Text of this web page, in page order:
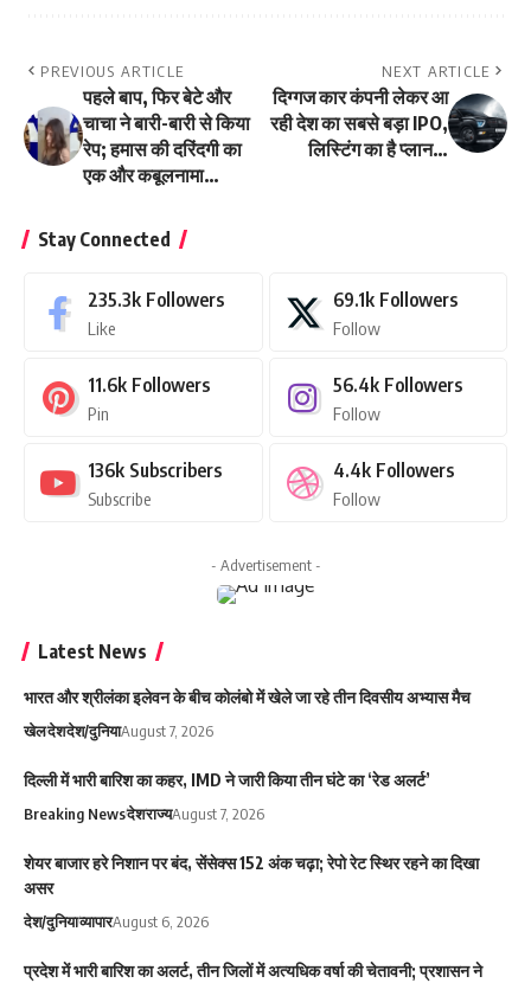
PREVIOUS ARTICLE
पहले बाप, फिर बेटे और
चाचा ने बारी-बारी से किया
रेप; हमास की दरिंदगी का
एक और कबूलनामा…
NEXT ARTICLE
दिग्गज कार कंपनी लेकर आ
रही देश का सबसे बड़ा IPO,
लिस्टिंग का है प्लान…
Stay Connected
235.3k Followers
Like
69.1k Followers
Follow
11.6k Followers
Pin
56.4k Followers
Follow
136k Subscribers
Subscribe
4.4k Followers
Follow
- Advertisement -
Latest News
भारत और श्रीलंका इलेवन के बीच कोलंबो में खेले जा रहे तीन दिवसीय अभ्यास मैच
खेलदेशदेश/दुनियाAugust 7, 2026
दिल्ली में भारी बारिश का कहर, IMD ने जारी किया तीन घंटे का ‘रेड अलर्ट’
Breaking Newsदेशराज्यAugust 7, 2026
शेयर बाजार हरे निशान पर बंद, सेंसेक्स 152 अंक चढ़ा; रेपो रेट स्थिर रहने का दिखा
असर
देश/दुनियाव्यापारAugust 6, 2026
प्रदेश में भारी बारिश का अलर्ट, तीन जिलों में अत्यधिक वर्षा की चेतावनी; प्रशासन ने